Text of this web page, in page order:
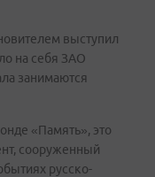
выступил
на себя ЗАО
занимаются
«Память», это
сооруженный
русско-